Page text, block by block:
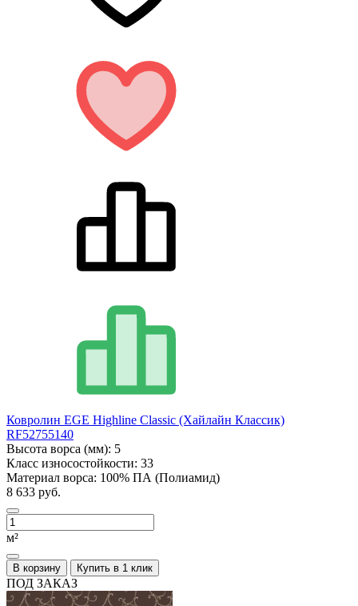
Ковролин EGE Highline Classic (Хайлайн Классик)
RF52755140
Высота ворса (мм): 5
Класс износостойкости: 33
Материал ворса: 100% ПА (Полиамид)
8 633 руб.
м²
В корзину Купить в 1 клик
ПОД ЗАКАЗ